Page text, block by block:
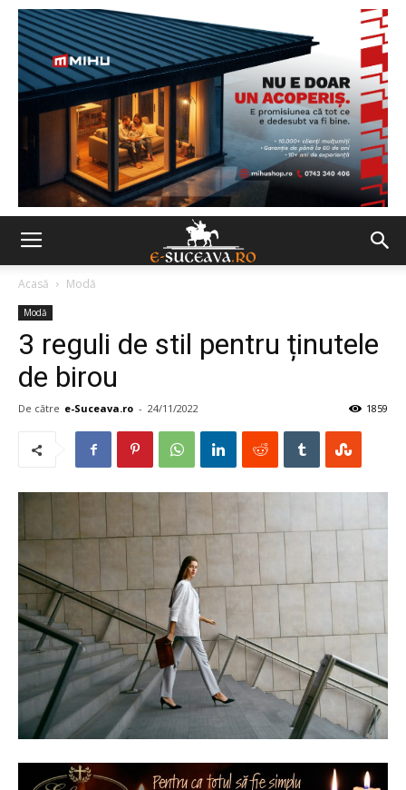
Acasă Modă
Modă
3 reguli de stil pentru ținutele
de birou
De către e-Suceava.ro - 24/11/2022 1859